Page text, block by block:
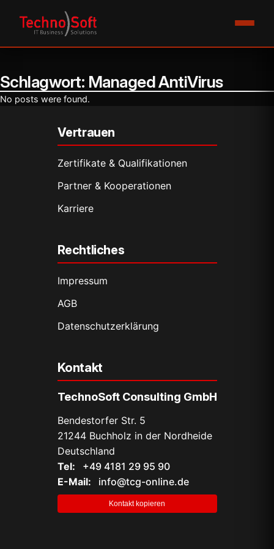
Schlagwort: Managed AntiVirus
No posts were found.
Vertrauen
Zertifikate & Qualifikationen
Partner & Kooperationen
Karriere
Rechtliches
Impressum
AGB
Datenschutz­erklärung
Kontakt
TechnoSoft Consulting GmbH
Bendestorfer Str. 5
21244 Buchholz in der Nordheide
Deutschland
Tel:
+49 4181 29 95 90
E-Mail:
info@tcg-online.de
Kontakt kopieren